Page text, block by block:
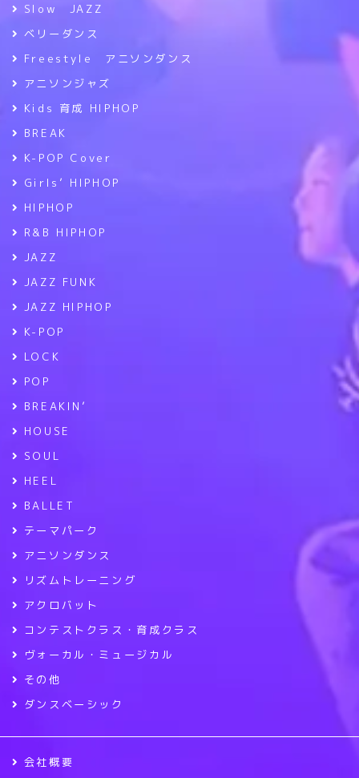
Slow JAZZ
ベリーダンス
Freestyle アニソンダンス
アニソンジャズ
Kids 育成 HIPHOP
BREAK
K-POP Cover
Girls’ HIPHOP
HIPHOP
R&B HIPHOP
JAZZ
JAZZ FUNK
JAZZ HIPHOP
K-POP
LOCK
POP
BREAKIN’
HOUSE
SOUL
HEEL
BALLET
テーマパーク
アニソンダンス
リズムトレーニング
アクロバット
コンテストクラス・育成クラス
ヴォーカル・ミュージカル
その他
ダンスベーシック
会社概要